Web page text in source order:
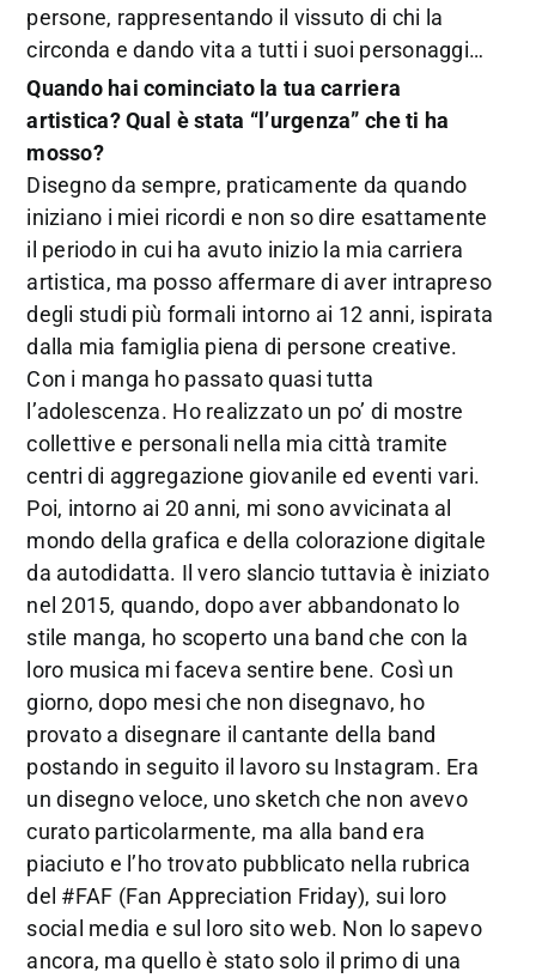
persone, rappresentando il vissuto di chi la
circonda e dando vita a tutti i suoi personaggi…
Quando hai cominciato la tua carriera
artistica? Qual è stata “l’urgenza” che ti ha
mosso?
Disegno da sempre, praticamente da quando
iniziano i miei ricordi e non so dire esattamente
il periodo in cui ha avuto inizio la mia carriera
artistica, ma posso affermare di aver intrapreso
degli studi più formali intorno ai 12 anni, ispirata
dalla mia famiglia piena di persone creative.
Con i manga ho passato quasi tutta
l’adolescenza. Ho realizzato un po’ di mostre
collettive e personali nella mia città tramite
centri di aggregazione giovanile ed eventi vari.
Poi, intorno ai 20 anni, mi sono avvicinata al
mondo della grafica e della colorazione digitale
da autodidatta. Il vero slancio tuttavia è iniziato
nel 2015, quando, dopo aver abbandonato lo
stile manga, ho scoperto una band che con la
loro musica mi faceva sentire bene. Così un
giorno, dopo mesi che non disegnavo, ho
provato a disegnare il cantante della band
postando in seguito il lavoro su Instagram. Era
un disegno veloce, uno sketch che non avevo
curato particolarmente, ma alla band era
piaciuto e l’ho trovato pubblicato nella rubrica
del #FAF (Fan Appreciation Friday), sui loro
social media e sul loro sito web. Non lo sapevo
ancora, ma quello è stato solo il primo di una